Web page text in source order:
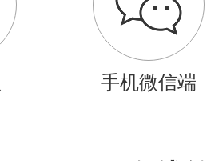
手机微信端